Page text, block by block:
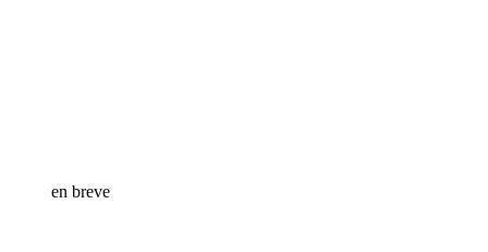
en breve